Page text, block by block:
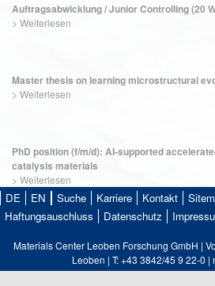
Auftragsabwicklung / Junior Controlling (20
> Weiterlesen
Master thesis on learning microstructural
> Weiterlesen
PhD position (f/m/d): AI-supported
catalysis materials
> Weiterlesen
DE EN Suche Karriere Kontakt
Haftungsauschluss
Datenschutz
Materials Center Leoben Forschung GmbH |
Leoben | T: +43 3842/45 9 22-0 |